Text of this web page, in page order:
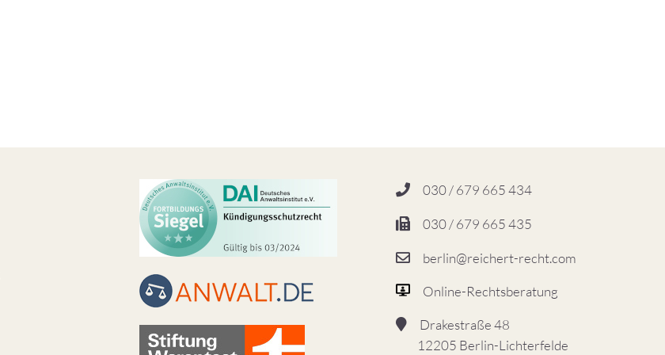
030 / 679 665 434
030 / 679 665 435
berlin@reichert-recht.com
Online-Rechtsberatung
Drakestraße 48
12205 Berlin-Lichterfelde